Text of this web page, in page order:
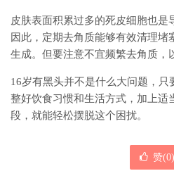
皮肤表面积累过多的死皮细胞也是
因此，定期去角质能够有效清理堵
生成。但要注意不宜频繁去角质，
16岁有黑头并不是什么大问题，只
整好饮食习惯和生活方式，加上适
段，就能轻松摆脱这个困扰。
赞(0)